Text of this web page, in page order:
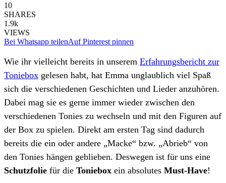
10
SHARES
1.9k
VIEWS
Bei Whatsapp teilenAuf Pinterest pinnen
Wie ihr vielleicht bereits in unserem Erfahrungsbericht zur
Toniebox gelesen habt, hat Emma unglaublich viel Spaß
sich die verschiedenen Geschichten und Lieder anzuhören.
Dabei mag sie es gerne immer wieder zwischen den
verschiedenen Tonies zu wechseln und mit den Figuren auf
der Box zu spielen. Direkt am ersten Tag sind dadurch
bereits die ein oder andere „Macke“ bzw. „Abrieb“ von
den Tonies hängen geblieben. Deswegen ist für uns eine
Schutzfolie für die Toniebox ein absolutes Must-Have!